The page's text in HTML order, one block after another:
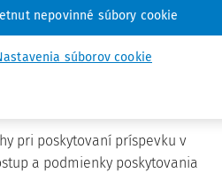
pri poskytovaní príspevku v
a podmienky poskytovania
súborov cookie
nepovinné súbory cookie